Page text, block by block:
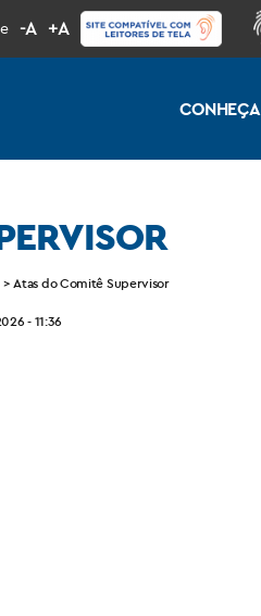
-A +A
CONHEÇA
>Atas do Comitê Supervisor
- 11:36